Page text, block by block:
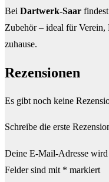
Bei Dartwerk-Saar
Zubehör – ideal für
zuhause.
Rezensionen
Es gibt noch keine
Schreibe die erste
Deine E-Mail-Adresse
Felder sind mit * markiert